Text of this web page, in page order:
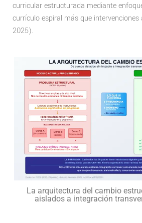
curricular estructurada mediante
currículo espiral más que intervenciones
2025).
La arquitectura del cambio
aislados a integración